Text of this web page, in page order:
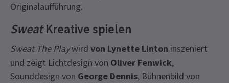
Originalaufführung.
SweatKreative spielen
Sweat The Playwird von Lynette Linton inszeniert
und zeigt Lichtdesign von Oliver Fenwick,
Sounddesign von George Dennis, Bühnenbild von